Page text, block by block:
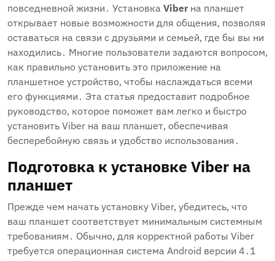
повседневной жизни․ Установка Viber на планшет
открывает новые возможности для общения‚ позволяя
оставаться на связи с друзьями и семьей‚ где бы вы ни
находились․ Многие пользователи задаются вопросом‚
как правильно установить это приложение на
планшетное устройство‚ чтобы наслаждаться всеми
его функциями․ Эта статья предоставит подробное
руководство‚ которое поможет вам легко и быстро
установить Viber на ваш планшет‚ обеспечивая
бесперебойную связь и удобство использования․
Подготовка к установке Viber на
планшет
Прежде чем начать установку Viber‚ убедитесь‚ что
ваш планшет соответствует минимальным системным
требованиям․ Обычно‚ для корректной работы Viber
требуется операционная система Android версии 4․1